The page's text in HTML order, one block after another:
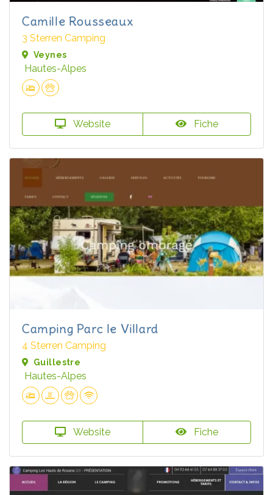
Camille Rousseaux
3 Sterren Camping
Veynes
Hautes-Alpes
Website Fiche
Camping Parc le Villard
4 Sterren Camping
Guillestre
Hautes-Alpes
Website Fiche